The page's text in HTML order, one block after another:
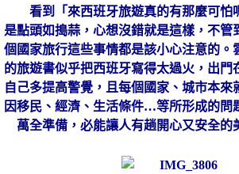
看到「 來西班牙旅遊真的有那麼可怕
是點頭如搗蒜，心想沒錯就是這樣，不管
個國家旅行這些事情都是該小心注意的。
的旅遊書似乎把西班牙寫得太過火，出門
自己多提高警覺，且每個國家、城市本來
因移民、經濟、生活條件…等所形成的問
萬全準備，必能讓人有趟開心又安全的